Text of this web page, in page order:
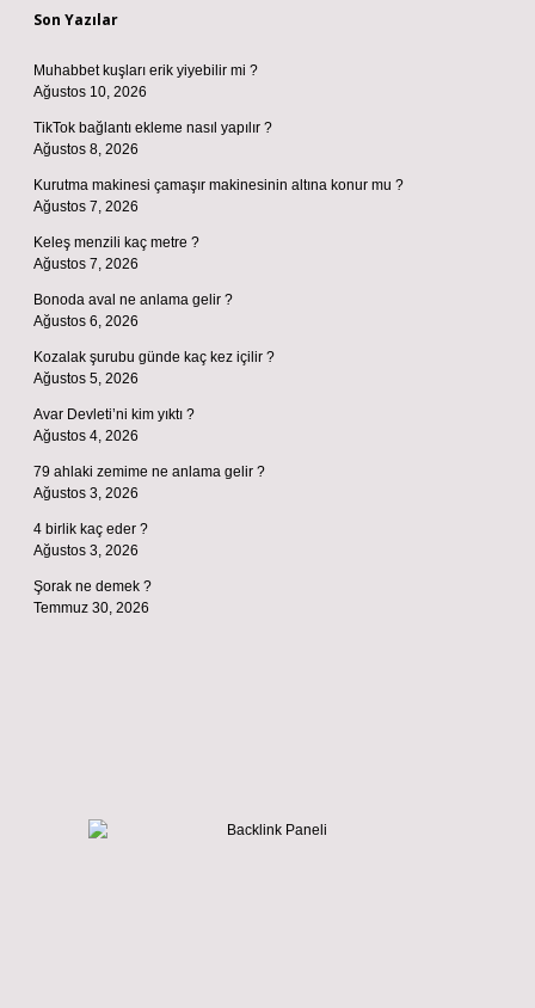
Son Yazılar
Muhabbet kuşları erik yiyebilir mi ?
Ağustos 10, 2026
TikTok bağlantı ekleme nasıl yapılır ?
Ağustos 8, 2026
Kurutma makinesi çamaşır makinesinin altına konur mu ?
Ağustos 7, 2026
Keleş menzili kaç metre ?
Ağustos 7, 2026
Bonoda aval ne anlama gelir ?
Ağustos 6, 2026
Kozalak şurubu günde kaç kez içilir ?
Ağustos 5, 2026
Avar Devleti’ni kim yıktı ?
Ağustos 4, 2026
79 ahlaki zemime ne anlama gelir ?
Ağustos 3, 2026
4 birlik kaç eder ?
Ağustos 3, 2026
Şorak ne demek ?
Temmuz 30, 2026